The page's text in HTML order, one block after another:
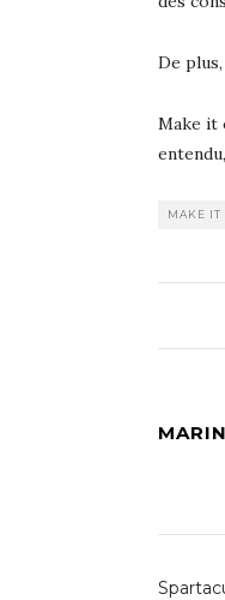
De
Make it
MAKE IT